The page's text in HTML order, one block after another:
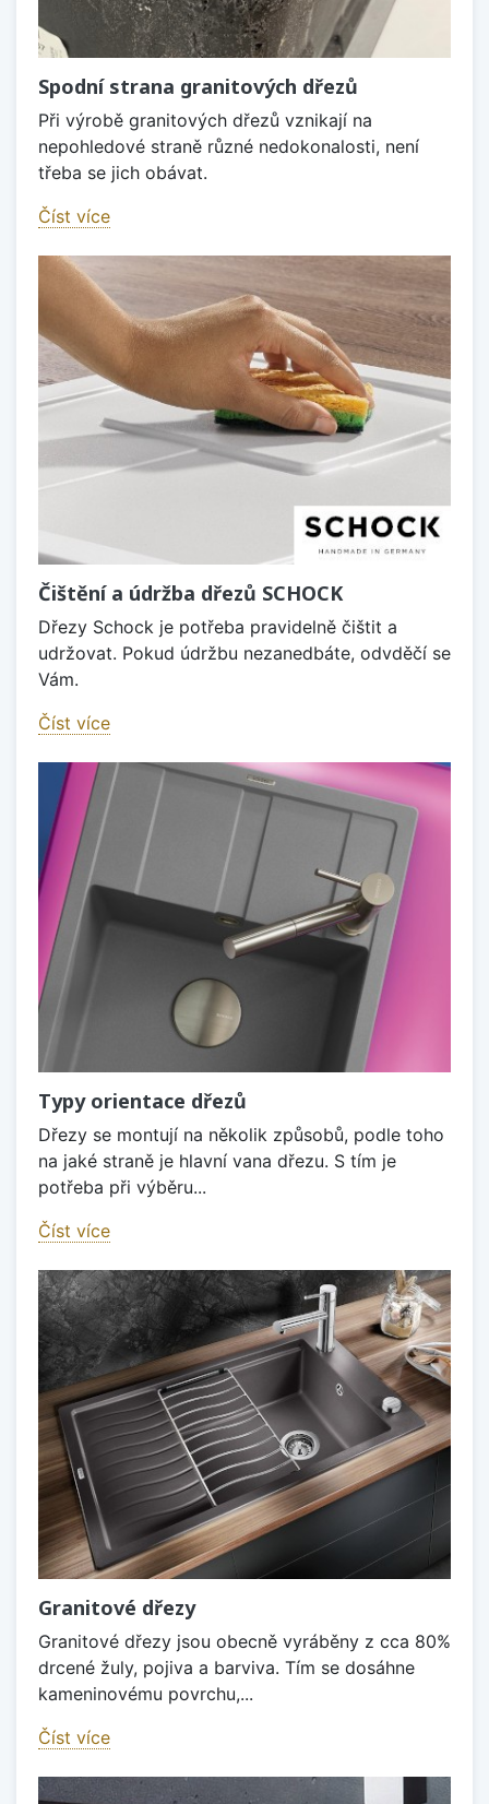
Spodní strana granitových dřezů
Při výrobě granitových dřezů vznikají na
nepohledové straně různé nedokonalosti, není
třeba se jich obávat.
Číst více
Čištění a údržba dřezů SCHOCK
Dřezy Schock je potřeba pravidelně čištit a
udržovat. Pokud údržbu nezanedbáte, odvděčí se
Vám.
Číst více
Typy orientace dřezů
Dřezy se montují na několik způsobů, podle toho
na jaké straně je hlavní vana dřezu. S tím je
potřeba při výběru...
Číst více
Granitové dřezy
Granitové dřezy jsou obecně vyráběny z cca 80%
drcené žuly, pojiva a barviva. Tím se dosáhne
kameninovému povrchu,...
Číst více